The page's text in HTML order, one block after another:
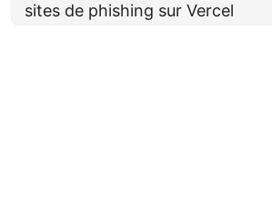
sites de phishing sur Vercel